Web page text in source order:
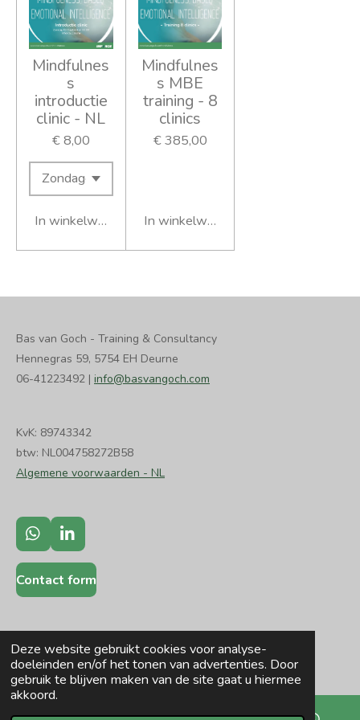
Deze website gebruikt cookies voor analyse-
doeleinden en/of het tonen van advertenties. Door
gebruik te blijven maken van de site gaat u hiermee
akkoord.
Mindfulnes
s
introductie
clinic - NL
€ 8,00
In winkelwagen
Mindfulnes
s MBE
training - 8
clinics
€ 385,00
In winkelwagen
Bas van Goch - Training & Consultancy
Hennegras 59, 5754 EH Deurne
06-41223492 | info@basvangoch.com
KvK: 89743342
btw: NL004758272B58
Algemene voorwaarden - NL
W
h
t
s
p
p
L
i
n
k
e
I
n
Contact form